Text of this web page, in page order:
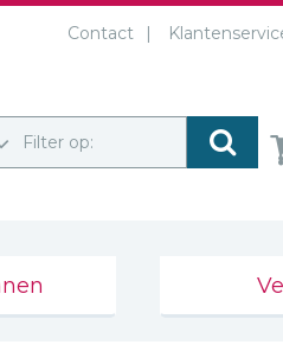
Contact
Filter op: